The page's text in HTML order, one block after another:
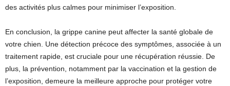
des activités plus calmes pour minimiser l’exposition.
En conclusion, la grippe canine peut affecter la santé globale de
votre chien. Une détection précoce des symptômes, associée à un
traitement rapide, est cruciale pour une récupération réussie. De
plus, la prévention, notamment par la vaccination et la gestion de
l’exposition, demeure la meilleure approche pour protéger votre